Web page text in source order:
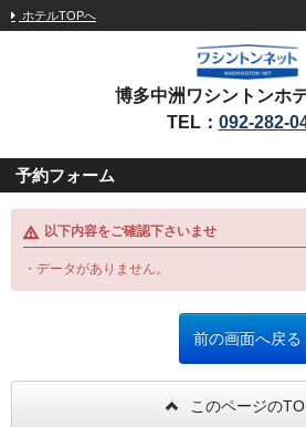
ホテルTOPへ
博多中洲ワシントンホ
TEL： 092-282-
予約フォーム
以下内容をご確認下さいませ
・データがありません。
このページの